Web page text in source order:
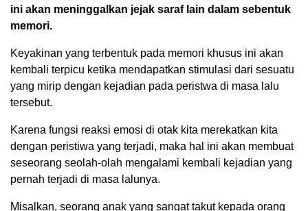
ini akan meninggalkan jejak saraf lain dalam sebentuk
memori.
Keyakinan yang terbentuk pada memori khusus ini akan
kembali terpicu ketika mendapatkan stimulasi dari sesuatu
yang mirip dengan kejadian pada peristwa di masa lalu
tersebut.
Karena fungsi reaksi emosi di otak kita merekatkan kita
dengan peristiwa yang terjadi, maka hal ini akan membuat
seseorang seolah-olah mengalami kembali kejadian yang
pernah terjadi di masa lalunya.
Misalkan, seorang anak yang sangat takut kepada orang